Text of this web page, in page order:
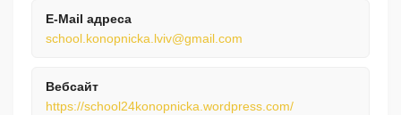
E-Mail адреса
school.konopnicka.lviv@gmail.com
Вебсайт
https://school24konopnicka.wordpress.com/